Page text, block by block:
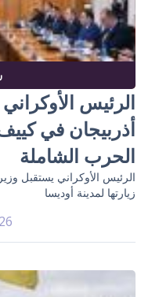
الرئيس
أذربيجان في
الحرب الشاملة
الرئيس الأوكراني يستقبل
زيارتها لمدينة أوديسا